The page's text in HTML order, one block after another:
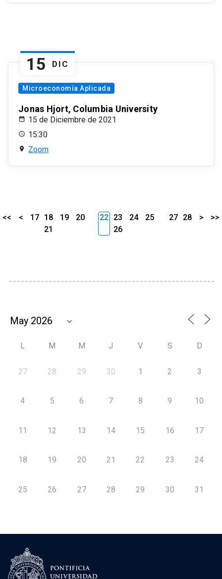
15 DIC
Microeconomía Aplicada
Jonas Hjort, Columbia University
15 de Diciembre de 2021
15:30
Zoom
<< < 17 18 19
20
21
22 23 24
25
26
27 28 > >>
L M M J V S D
27 28 29 30 1 2 3
4 5 6 7 8 9 10
11 12 13 14 15 16 17
18 19 20 21 22 23 24
25 26 27 28 29 30 31